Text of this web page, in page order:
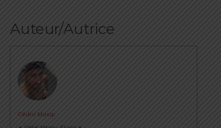
Auteur/Autrice
Cédric Masip